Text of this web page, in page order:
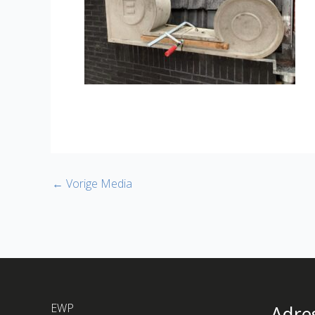
← Vorige Media
EWP